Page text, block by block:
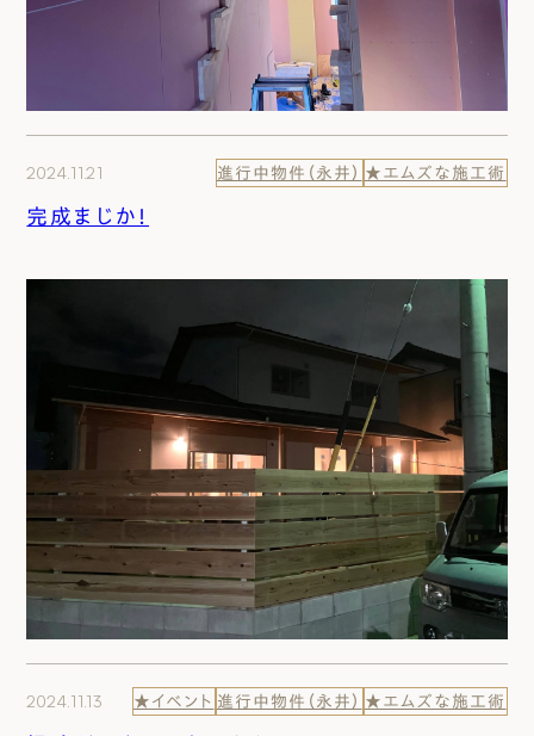
2024.11.21 進行中物件（永井） ★エムズな施工術
完成まじか！
2024.11.13 ★イベント 進行中物件（永井） ★エムズな施工術